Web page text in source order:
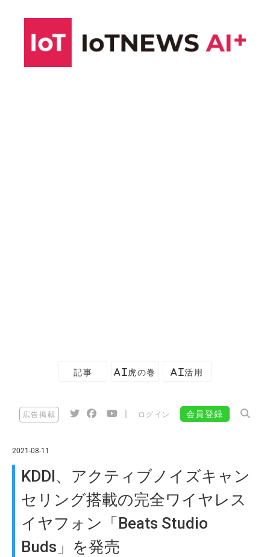
記事 AI虎の巻 AI活用
広告掲載 ログイン 会員登録
2021-08-11
KDDI、アクティブノイズキャン
セリング搭載の完全ワイヤレス
イヤフォン「Beats Studio
Buds」を発売